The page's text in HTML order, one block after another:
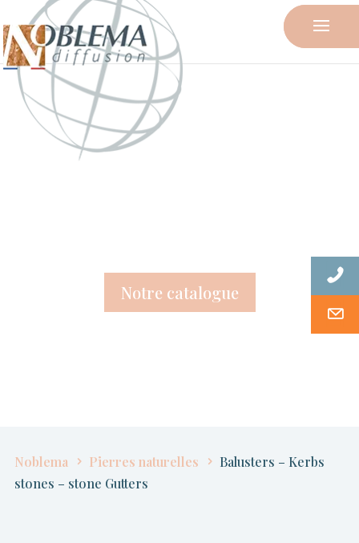
Notre catalogue
Noblema Pierres naturelles
Balusters – Kerbs
stones – stone Gutters